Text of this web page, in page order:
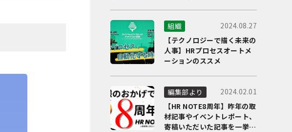
組織
2024.08.27
【テクノロジーで描く未来の
人事】HRプロセスオートメ
ーションのススメ
編集部より
2024.02.01
【HR NOTE8周年】昨年の取
材記事やイベントレポート、
寄稿いただいた記事を一挙に